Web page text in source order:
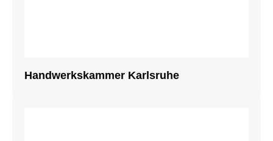
Handwerkskammer Karlsruhe